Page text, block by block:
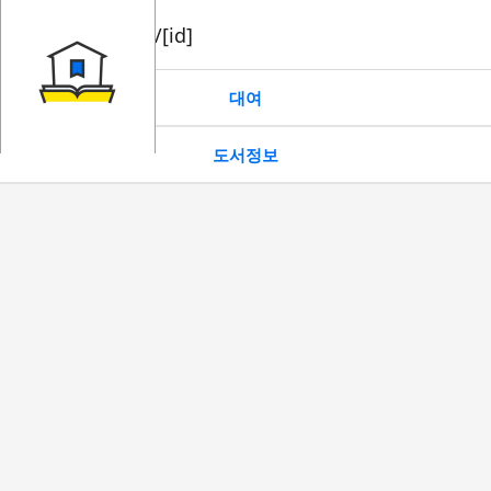
book/rent/[id]
대여
도서정보